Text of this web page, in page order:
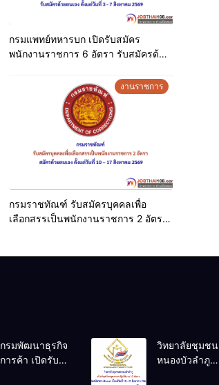
กรมแพทย์ทหารบก เปิดรับสมัคร
พนักงานราชการ 6 อัตรา รับสมัครด้วย
งานราชการ
กรมราชทัณฑ์ รับสมัครบุคคลเพื่อ
เลือกสรรเป็นพนักงานราชการ 2 อัตรา
กรมพัฒนาธุรกิจ
การค้า เปิดรับ
วิทยาลัยชุมชน
หนองบัวลำภู